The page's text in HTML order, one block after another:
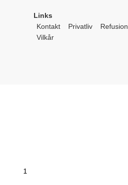
Links
Kontakt
Privatliv
Refusion
Vilkår